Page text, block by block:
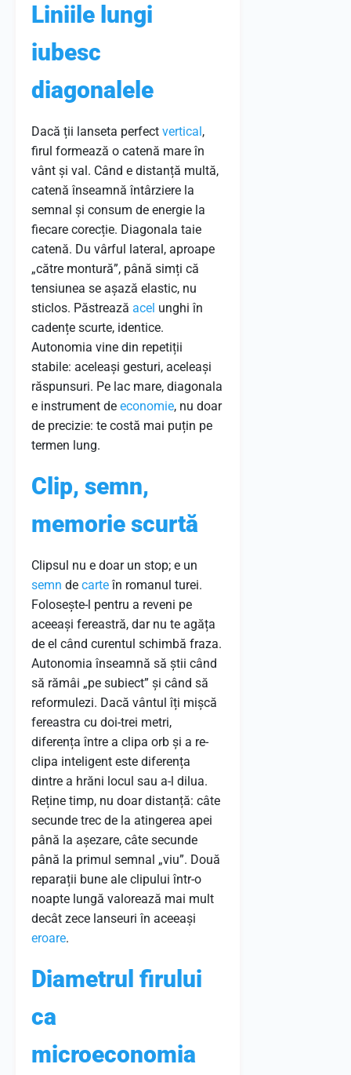
Liniile lungi
iubesc
diagonalele
Dacă ții lanseta perfect vertical,
firul formează o catenă mare în
vânt și val. Când e distanță multă,
catenă înseamnă întârziere la
semnal și consum de energie la
fiecare corecție. Diagonala taie
catenă. Du vârful lateral, aproape
„către montură”, până simți că
tensiunea se așază elastic, nu
sticlos. Păstrează acel unghi în
cadențe scurte, identice.
Autonomia vine din repetiții
stabile: aceleași gesturi, aceleași
răspunsuri. Pe lac mare, diagonala
e instrument de economie, nu doar
de precizie: te costă mai puțin pe
termen lung.
Clip, semn,
memorie scurtă
Clipsul nu e doar un stop; e un
semn de carteîn romanul turei.
Folosește-l pentru a reveni pe
aceeași fereastră, dar nu te agăța
de el când curentul schimbă fraza.
Autonomia înseamnă să știi când
să rămâi „pe subiect” și când să
reformulezi. Dacă vântul îți mișcă
fereastra cu doi-trei metri,
diferența între a clipa orb și a re-
clipa inteligent este diferența
dintre a hrăni locul sau a-l dilua.
Reține timp, nu doar distanță: câte
secunde trec de la atingerea apei
până la așezare, câte secunde
până la primul semnal „viu”. Două
reparații bune ale clipului într-o
noapte lungă valorează mai mult
decât zece lanseuri în aceeași
eroare.
Diametrul firului
ca
microeconomia